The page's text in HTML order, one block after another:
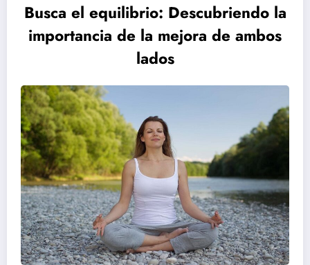
Busca el equilibrio: Descubriendo la
importancia de la mejora de ambos
lados